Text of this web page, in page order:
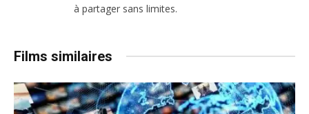
à partager sans limites.
Films similaires